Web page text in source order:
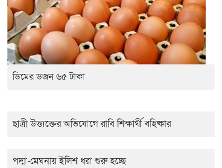
ডিমের ডজন ৬৫ টাকা
ছাত্রী উত্ত্যক্তের অভিযোগে রাবি শিক্ষার্থী বহিষ্কার
পদ্মা-মেঘনায় ইলিশ ধরা শুরু হচ্ছে